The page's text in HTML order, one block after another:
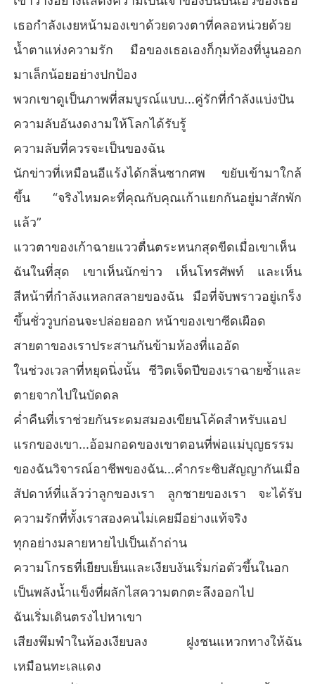
เธอกำลังเงยหน้ามองเขาด้วยดวงตาที่คลอหน่วยด้วย
น้ำตาแห่งความรัก มือของเธอเองก็กุมท้องที่นูนออก
มาเล็กน้อยอย่างปกป้อง
พวกเขาดูเป็นภาพที่สมบูรณ์แบบ...คู่รักที่กำลังแบ่งปัน
ความลับอันงดงามให้โลกได้รับรู้
ความลับที่ควรจะเป็นของฉัน
นักข่าวที่เหมือนอีแร้งได้กลิ่นซากศพ ขยับเข้ามาใกล้
ขึ้น “จริงไหมคะที่คุณกับคุณเก้าแยกกันอยู่มาสักพัก
แล้ว”
แววตาของเก้าฉายแววตื่นตระหนกสุดขีดเมื่อเขาเห็น
ฉันในที่สุด เขาเห็นนักข่าว เห็นโทรศัพท์ และเห็น
สีหน้าที่กำลังแหลกสลายของฉัน มือที่จับพราวอยู่เกร็ง
ขึ้นชั่ววูบก่อนจะปล่อยออก หน้าของเขาซีดเผือด
สายตาของเราประสานกันข้ามห้องที่แออัด
ในช่วงเวลาที่หยุดนิ่งนั้น ชีวิตเจ็ดปีของเราฉายซ้ำและ
ตายจากไปในบัดดล
ค่ำคืนที่เราช่วยกันระดมสมองเขียนโค้ดสำหรับแอป
แรกของเขา...อ้อมกอดของเขาตอนที่พ่อแม่บุญธรรม
ของฉันวิจารณ์อาชีพของฉัน...คำกระซิบสัญญากันเมื่อ
สัปดาห์ที่แล้วว่าลูกของเรา ลูกชายของเรา จะได้รับ
ความรักที่ทั้งเราสองคนไม่เคยมีอย่างแท้จริง
ทุกอย่างมลายหายไปเป็นเถ้าถ่าน
ความโกรธที่เยียบเย็นและเงียบงันเริ่มก่อตัวขึ้นในอก
เป็นพลังน้ำแข็งที่ผลักไสความตกตะลึงออกไป
ฉันเริ่มเดินตรงไปหาเขา
เสียงพึมพำในห้องเงียบลง ฝูงชนแหวกทางให้ฉัน
เหมือนทะเลแดง